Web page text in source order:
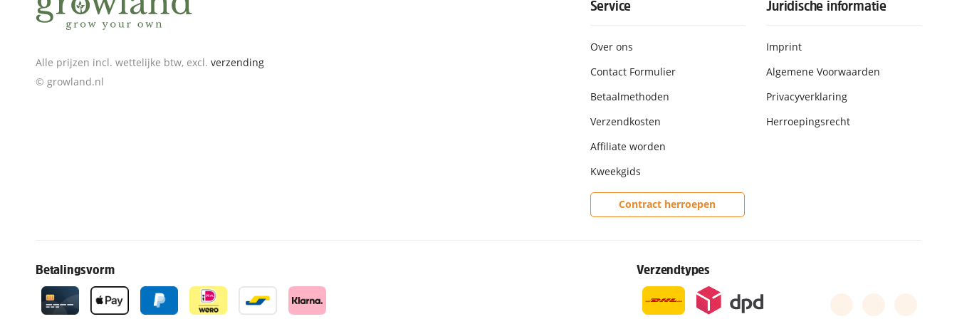
Alle prijzen incl. wettelijke btw, excl. verzending
© growland.nl
Service
Over ons
Contact Formulier
Betaalmethoden
Verzendkosten
Affiliate worden
Kweekgids
Contract herroepen
Juridische informatie
Imprint
Algemene Voorwaarden
Privacyverklaring
Herroepingsrecht
Betalingsvorm Verzendtypes